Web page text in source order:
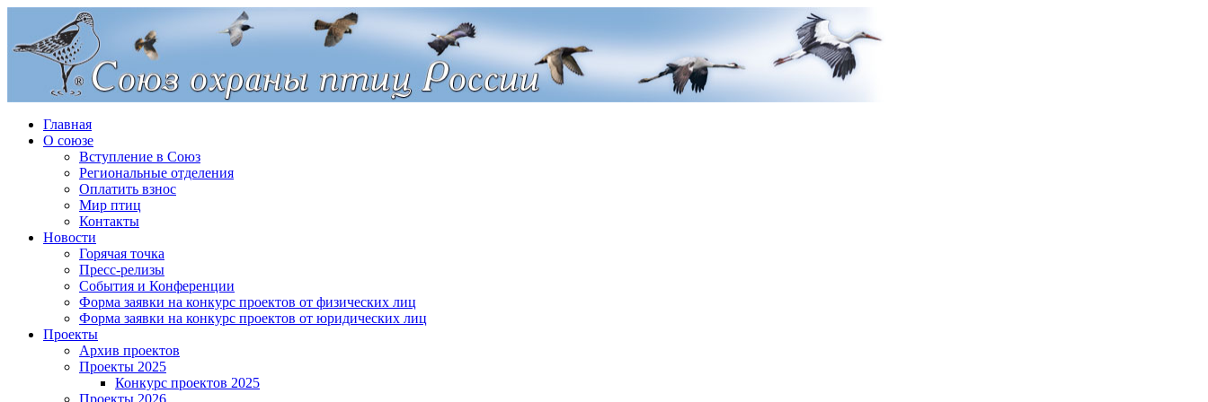
Главная
О союзе
Вступление в Союз
Региональные отделения
Оплатить взнос
Мир птиц
Контакты
Новости
Горячая точка
Пресс-релизы
События и Конференции
Форма заявки на конкурс проектов от физических лиц
Форма заявки на конкурс проектов от юридических лиц
Проекты
Архив проектов
Проекты 2025
Конкурс проектов 2025
Проекты 2026